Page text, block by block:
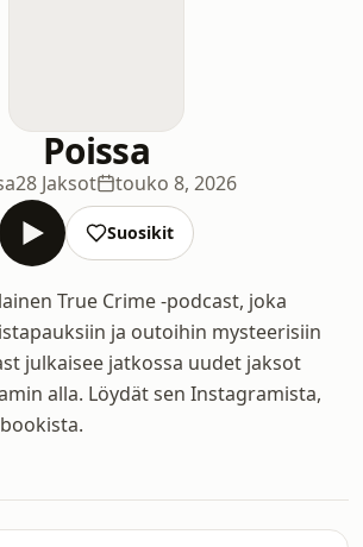
Poissa
28 Jaksot touko 8, 2026
Suosikit
True Crime -podcast, joka
ja outoihin mysteerisiin
julkaisee jatkossa uudet jaksot
alla. Löydät sen Instagramista,